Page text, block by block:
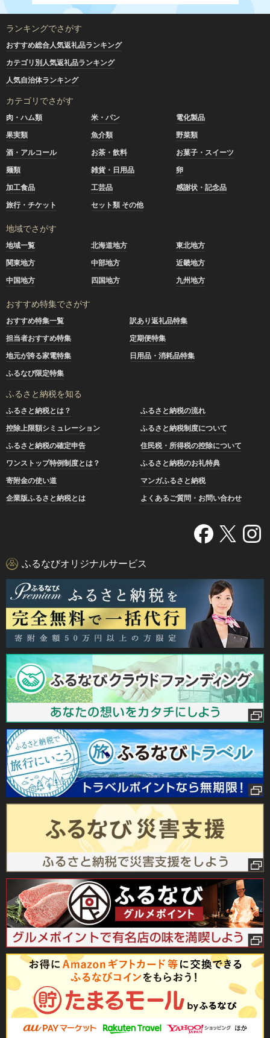
ランキングでさがす
おすすめ総合人気返礼品ランキング
カテゴリ別人気返礼品ランキング
人気自治体ランキング
カテゴリでさがす
肉・ハム類 米・パン
電化製品
果実類
魚介類
野菜類
酒・アルコール
お茶・飲料
お菓子・スイーツ
麺類
雑貨・日用品
卵
加工食品
工芸品
感謝状・記念品
旅行・チケット
セット類 その他
地域でさがす
地域一覧 北海道地方
東北地方
関東地方
中部地方
近畿地方
中国地方
四国地方 九州地方
おすすめ特集でさがす
おすすめ特集一覧
訳あり返礼品特集
担当者おすすめ特集
定期便特集
地元が誇る家電特集
日用品・消耗品特集
ふるなび限定特集
ふるさと納税を知る
ふるさと納税とは？
ふるさと納税の流れ
控除上限額シミュレーション
ふるさと納税制度について
ふるさと納税の確定申告
住民税・所得税の控除について
ワンストップ特例制度とは？
ふるさと納税のお礼特典
寄附金の使い道
マンガふるさと納税
企業版ふるさと納税とは
よくあるご質問・お問い合わせ
ふるなびオリジナルサービス